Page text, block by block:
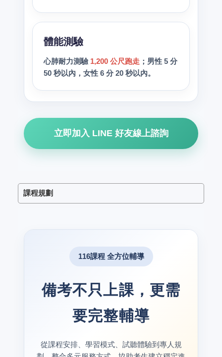
體能測驗
心肺耐力測驗 1,200 公尺跑走；男性 5 分
50 秒以內，女性 6 分 20 秒以內。
立即加入 LINE 好友線上諮詢
課程規劃
116課程 全方位輔導
備考不只上課，更需
要完整輔導
從課程安排、學習模式、試聽體驗到專人規